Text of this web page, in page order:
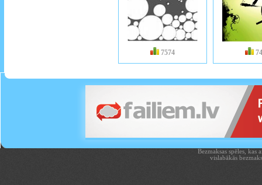
7574
Bezmaksas spēles,
vislabākās